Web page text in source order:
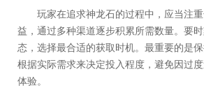
玩家在追求神龙石的过程中，应当注
益，通过多种渠道逐步积累所需数量。要
态，选择最合适的获取时机。最重要的是
根据实际需求来决定投入程度，避免因过
体验。